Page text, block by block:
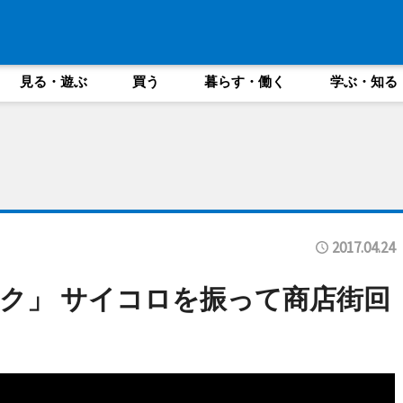
見る・遊ぶ 買う 暮らす・働く 学ぶ・知る
2017.04.24
」 サイコロを振って商店街回